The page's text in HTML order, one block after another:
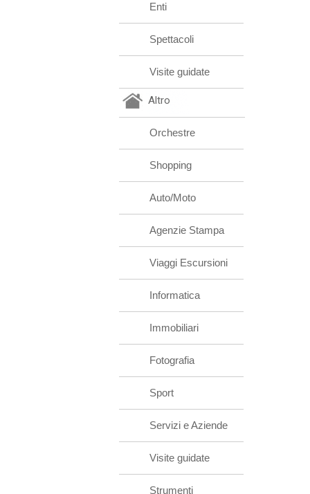
Enti
Spettacoli
Visite guidate
Altro
Orchestre
Shopping
Auto/Moto
Agenzie Stampa
Viaggi Escursioni
Informatica
Immobiliari
Fotografia
Sport
Servizi e Aziende
Visite guidate
Strumenti